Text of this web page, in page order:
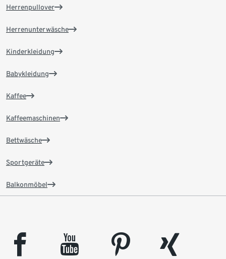
Herrenpullover
Herrenunterwäsche
Kinderkleidung
Babykleidung
Kaffee
Kaffeemaschinen
Bettwäsche
Sportgeräte
Balkonmöbel
facebook youtube pinterest
xing